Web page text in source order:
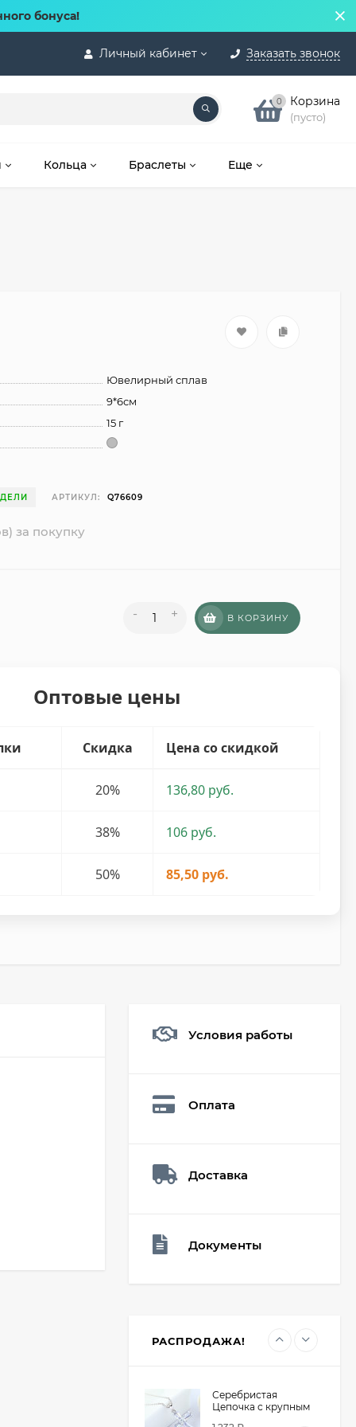
бонуса!
Личный кабинет Заказать звонок
0 Корзина
(пусто)
Кольца Браслеты Еще
Ювелирный сплав
9*6см
15 г
АРТИКУЛ: Q76609
за покупку
- + В КОРЗИНУ
Оптовые цены
Скидка Цена со скидкой
20% 136,80 руб.
38% 106 руб.
50% 85,50 руб.
Условия работы
Оплата
Доставка
Документы
РАСПРОДАЖА!
19₽
Мешочек (5*7см)
Серебристая
Цепочка с крупным